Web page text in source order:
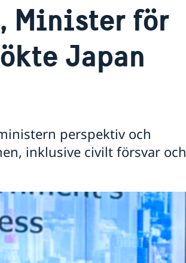
Minister för
Japan
perspektiv och
inklusive civilt försvar och